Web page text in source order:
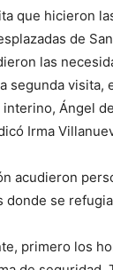
que hicieron
de
las
segunda visita,
Ángel
Irma
acudieron
donde se
primero los